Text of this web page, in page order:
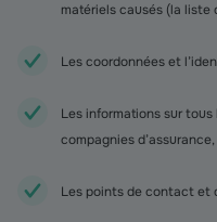
matériels causés (la liste
Les coordonnées et
Les informations sur
compagnies
Les points de contact et